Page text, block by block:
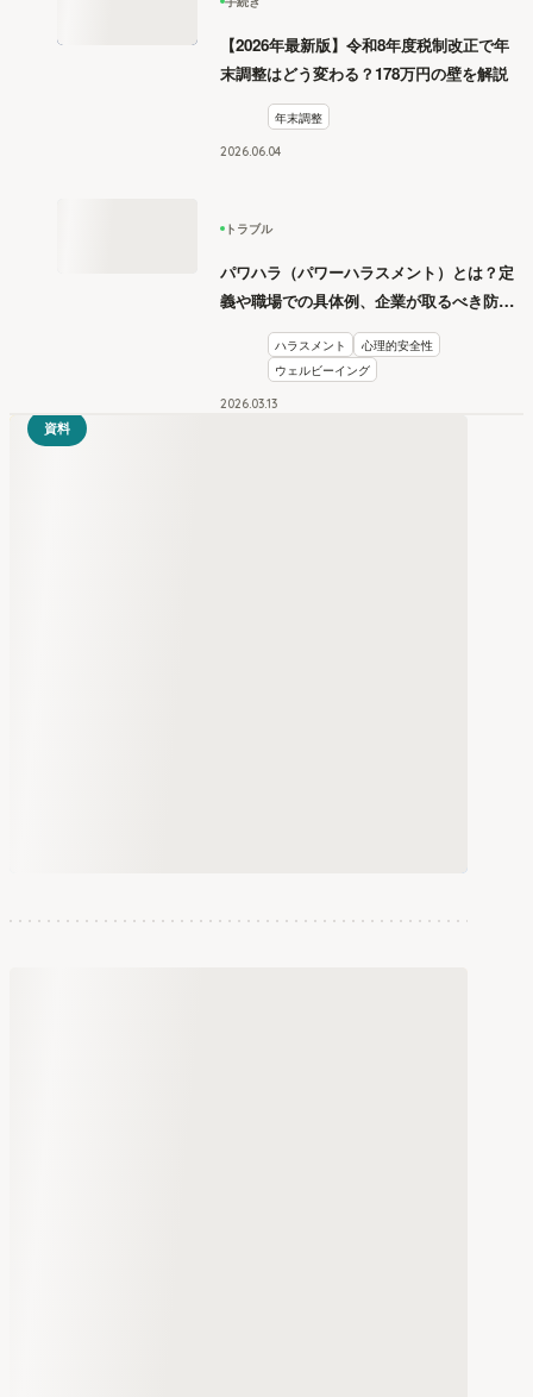
【2026年最新版】令和8年度税制改正で年
末調整はどう変わる？178万円の壁を解説
年末調整
2026.06 04
トラブル
パワハラ（パワーハラスメント）とは？定
義や職場での具体例、企業が取るべき防止
措置を学ぶ
ハラスメント
心理的安全性
ウェルビーイング
2026.0313
資料